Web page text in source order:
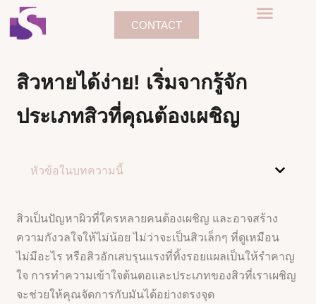
CONTACT
สิวหายได้ง่าย! เริ่มจากรู้จัก
ประเภทสิวที่คุณต้องเผชิญ
หัวข้อในบทความนี้
สิวเป็นปัญหาผิวที่ใครหลายคนต้องเผชิญ และอาจสร้าง
ความกังวลใจให้ไม่น้อย ไม่ว่าจะเป็นสิวเล็กๆ ที่ดูเหมือน
ไม่มีอะไร หรือสิวอักเสบรุนแรงที่ทิ้งรอยแผลเป็นให้รำคาญ
ใจ การทำความเข้าใจต้นตอและประเภทของสิวที่เราเผชิญ
จะช่วยให้คุณจัดการกับมันได้อย่างตรงจุด